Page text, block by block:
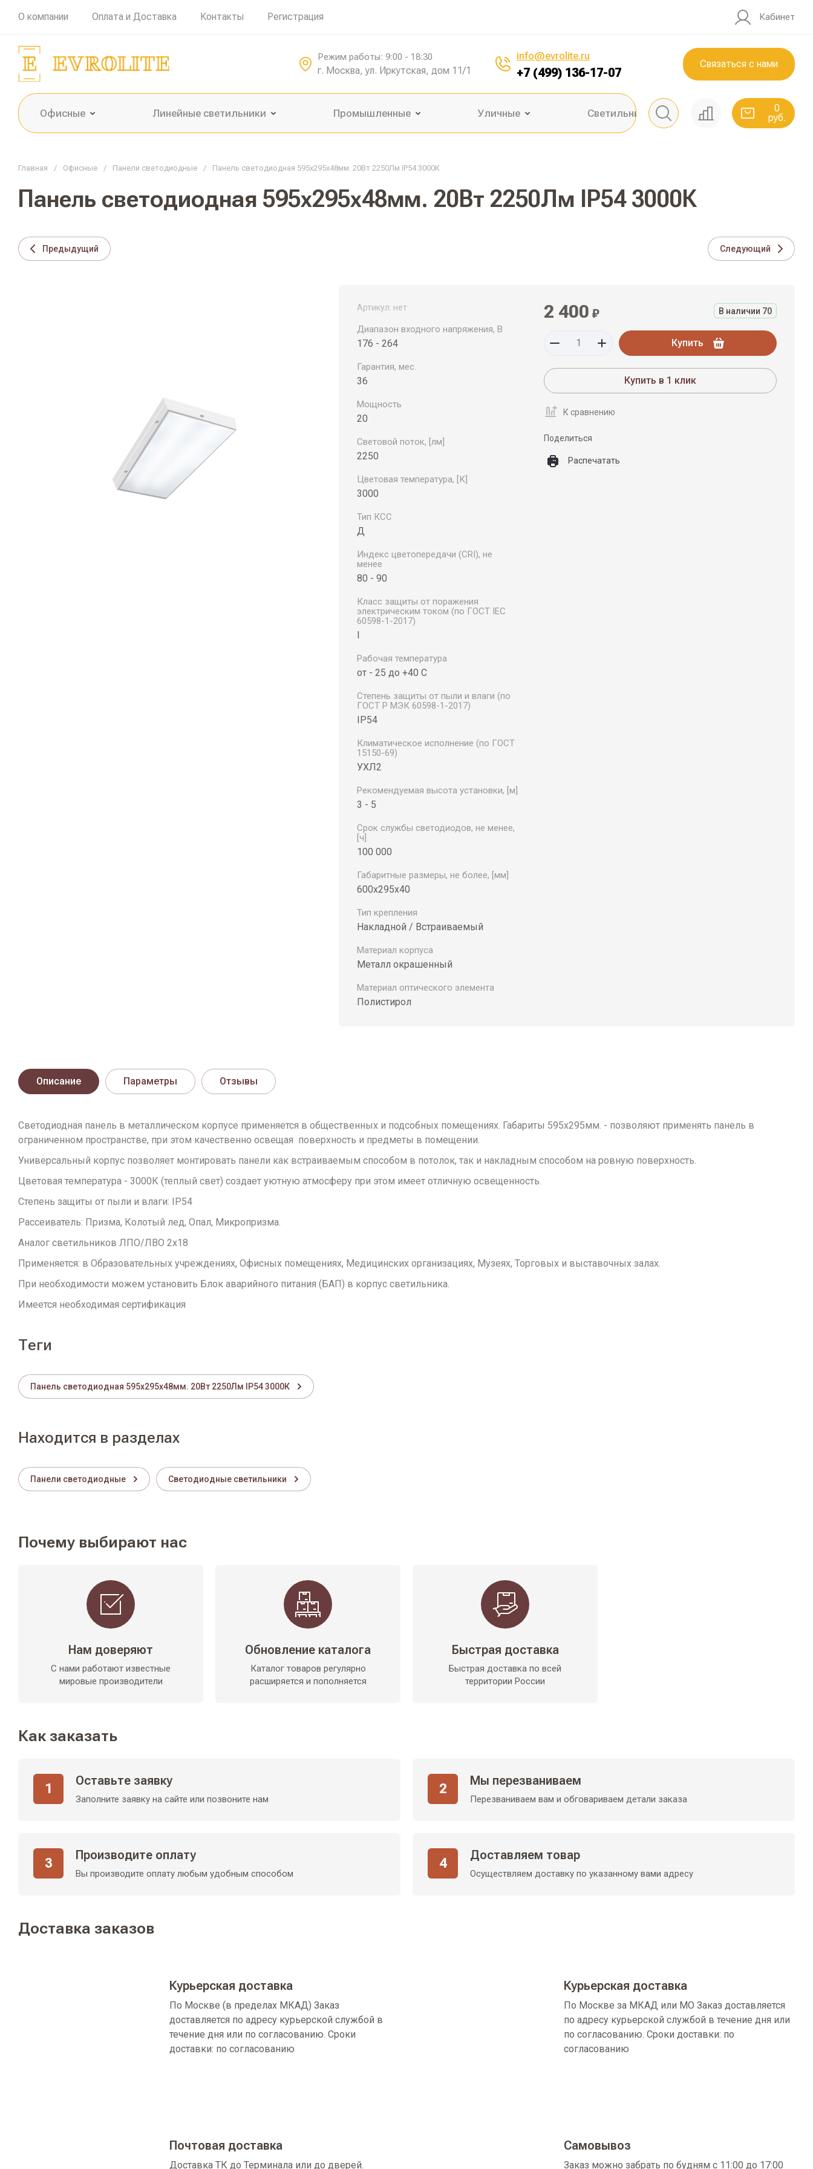
0 руб.
О компании Оплата и Доставка Контакты Регистрация Кабинет
Режим работы: 9:00 - 18:30
г. Москва, ул. Иркутская, дом 11/1
info@evrolite.ru
+7 (499) 136-17-07
Связаться с нами
Офисные Линейные светильники Промышленные Уличные Светильники ЖКХ
0
руб.
Главная / Офисные / Панели светодиодные / Панель светодиодная 595х295х48мм. 20Вт 2250Лм IP54 3000К
Панель светодиодная 595х295х48мм. 20Вт 2250Лм IP54 3000К
Предыдущий Следующий
Артикул: нет
Диапазон входного напряжения, В
176 - 264
Гарантия, мес.
36
Мощность
20
Световой поток, [лм]
2250
Цветовая температура, [К]
3000
Тип КСС
Д
Индекс цветопередачи (CRI), не
менее
80 - 90
Класс защиты от поражения
электрическим током (по ГОСТ IEC
60598-1-2017)
I
Рабочая температура
от - 25 до +40 С
Степень защиты от пыли и влаги (по
ГОСТ Р МЭК 60598-1-2017)
IP54
Климатическое исполнение (по ГОСТ
15150-69)
УХЛ2
Рекомендуемая высота установки, [м]
3 - 5
Срок службы светодиодов, не менее,
[ч]
100 000
Габаритные размеры, не более, [мм]
600х295х40
Тип крепления
Накладной / Встраиваемый
Материал корпуса
Металл окрашенный
Материал оптического элемента
Полистирол
В наличии 70
2 400 ₽
Купить
Купить в 1 клик
К сравнению
Поделиться
Распечатать
Описание Параметры Отзывы
Светодиодная панель в металлическом корпусе применяется в общественных и подсобных помещениях. Габариты 595х295мм. - позволяют применять панель в
ограниченном пространстве, при этом качественно освещая поверхность и предметы в помещении.
Универсальный корпус позволяет монтировать панели как встраиваемым способом в потолок, так и накладным способом на ровную поверхность.
Цветовая температура - 3000К (теплый свет) создает уютную атмосферу при этом имеет отличную освещенность.
Степень защиты от пыли и влаги: IP54
Рассеиватель: Призма, Колотый лед, Опал, Микропризма.
Аналог светильников ЛПО/ЛВО 2х18
Применяется: в Образовательных учреждениях, Офисных помещениях, Медицинских организациях, Музеях, Торговых и выставочных залах.
При необходимости можем установить Блок аварийного питания (БАП) в корпус светильника.
Имеется необходимая сертификация
теги
Панель светодиодная 595х295х48мм. 20Вт 2250Лм IP54 3000К
Находится в разделах
Панели светодиодные Светодиодные светильники
Почему выбирают нас
Нам доверяют
С нами работают известные
мировые производители
Обновление каталога
Каталог товаров регулярно
расширяется и пополняется
Быстрая доставка
Быстрая доставка по всей
территории России
Как заказать
1
Оставьте заявку
Заполните заявку на сайте или позвоните нам
2
Мы перезваниваем
Перезваниваем вам и обговариваем детали заказа
3
Производите оплату
Вы производите оплату любым удобным способом
4
Доставляем товар
Осуществляем доставку по указанному вами адресу
Доставка заказов
Курьерская доставка
По Москве (в пределах МКАД) Заказ
доставляется по адресу курьерской службой в
течение дня или по согласованию. Сроки
доставки: по согласованию
Курьерская доставка
По Москве за МКАД или МО Заказ доставляется
по адресу курьерской службой в течение дня или
по согласованию. Сроки доставки: по
согласованию
Почтовая доставка
Доставка ТК до Терминала или до дверей.
Самовывоз
Заказ можно забрать по будням с 11:00 до 17:00